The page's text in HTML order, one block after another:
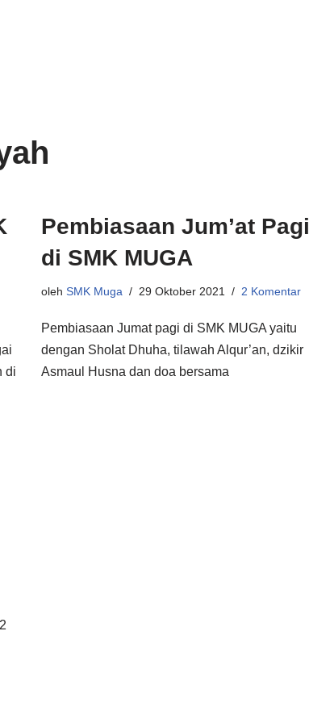
di
Pembiasaan Jum’at Pagi
di SMK MUGA
oleh SMK Muga 29 Oktober 2021 2 Komentar
Pembiasaan Jumat pagi di SMK MUGA yaitu
dengan Sholat Dhuha, tilawah Alqur’an, dzikir
Asmaul Husna dan doa bersama